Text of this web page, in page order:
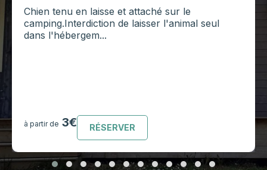
Chien tenu en laisse et attaché sur le
camping.Interdiction de laisser l'animal seul
dans l'hébergem...
à partir de 3€ RÉSERVER